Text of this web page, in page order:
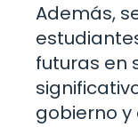
Además,
futuras en
gobierno